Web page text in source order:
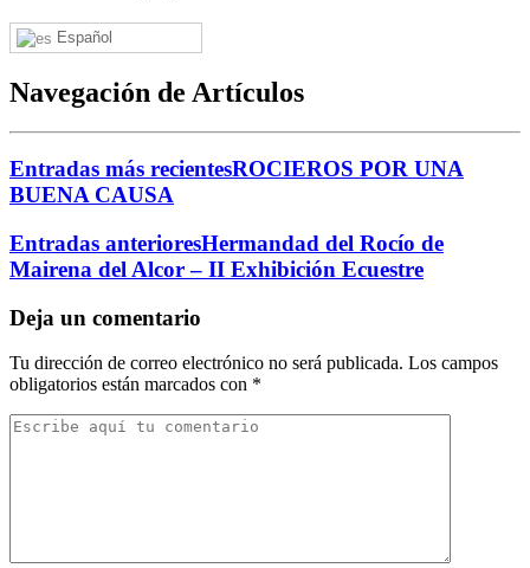
Español
Navegación de Artículos
Entradas más recientesROCIEROS POR UNA
BUENA CAUSA
Entradas anterioresHermandad del Rocío de
Mairena del Alcor – II Exhibición Ecuestre
Deja un comentario
Tu dirección de correo electrónico no será publicada. Los campos
obligatorios están marcados con *